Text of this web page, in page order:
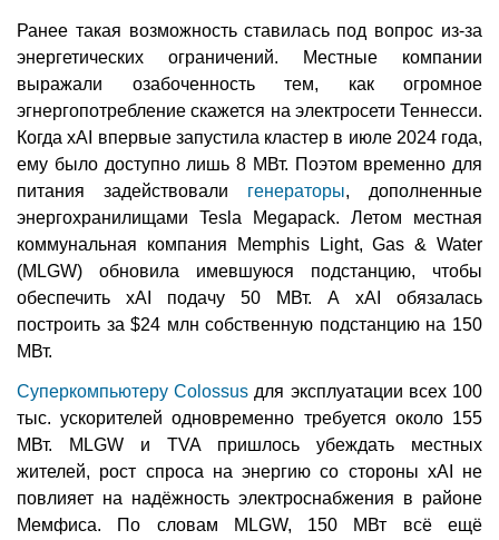
Ранее такая возможность ставилась под вопрос из-за
энергетических ограничений. Местные компании
выражали озабоченность тем, как огромное
эгнергопотребление скажется на электросети Теннесси.
Когда xAI впервые запустила кластер в июле 2024 года,
ему было доступно лишь 8 МВт. Поэтом временно для
питания задействовали генераторы, дополненные
энергохранилищами Tesla Megapack. Летом местная
коммунальная компания Memphis Light, Gas & Water
(MLGW) обновила имевшуюся подстанцию, чтобы
обеспечить xAI подачу 50 МВт. А xAI обязалась
построить за $24 млн собственную подстанцию на 150
МВт.
Суперкомпьютеру Colossus для эксплуатации всех 100
тыс. ускорителей одновременно требуется около 155
МВт. MLGW и TVA пришлось убеждать местных
жителей, рост спроса на энергию со стороны xAI не
повлияет на надёжность электроснабжения в районе
Мемфиса. По словам MLGW, 150 МВт всё ещё